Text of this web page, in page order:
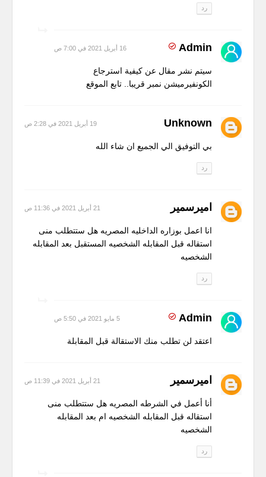
رد
Admin 16 أبريل 2021 في 7:00 ص
سيتم نشر مقال عن كيفية استرجاع
الكونفيرميشن نمبر قريبا.. تابع الموقع
Unknown 19 أبريل 2021 في 2:28 ص
بي التوفيق الي الجميع ان شاء الله
رد
اميرسمير 21 أبريل 2021 في 11:36 ص
انا اعمل بوزاره الداخليه المصريه هل ستتطلب منى
استقاله قبل المقابله الشخصيه المستقبل بعد المقابله
الشخصيه
رد
Admin 5 مايو 2021 في 5:50 ص
اعتقد لن تطلب منك الاستقالة قبل المقابلة
اميرسمير 21 أبريل 2021 في 11:39 ص
أنا أعمل في الشرطه المصريه هل ستتطلب منى
استقاله قبل المقابله الشخصيه ام بعد المقابله
الشخصيه
رد